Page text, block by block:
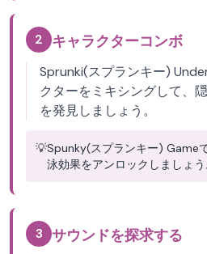
2 キャラクターコンボ
Sprunki(スプランキー)
クターをミキシングして、
を発見しましょう。
💡Spunky(スプランキー) Game
泳効果をアンロックしましょう
3 サウンドを探求する